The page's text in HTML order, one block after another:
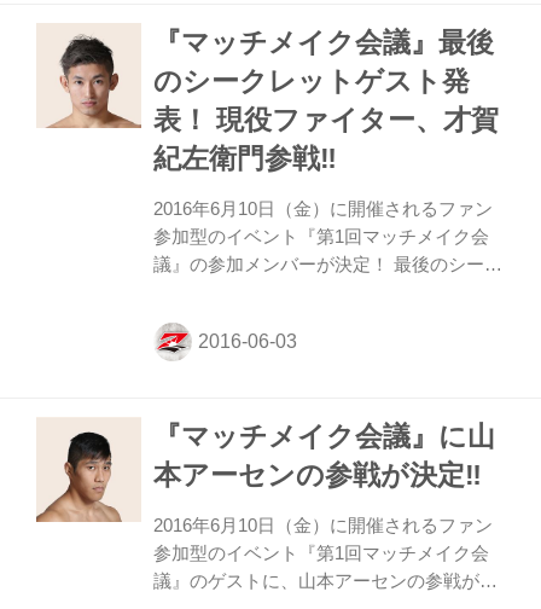
の要望も高まっていた、クロン・グレイシ
ーvs所英男。 クロンは昨年末に行なわれ
た、『RIZIN FIGHTING WORLD GRAND-
PRIX 2015 さいたま3DAYS』に出場し、山
本アーセンを見事な三角絞めで破ってい
る。グ...
『マッチメイク会議』最後
のシークレットゲスト発
表！ 現役ファイター、才賀
紀左衛門参戦‼︎
2016年6月10日（金）に開催されるファン
参加型のイベント『第1回マッチメイク会
議』の参加メンバーが決定！ 最後のシーク
場した才賀紀左衛門選手が参戦！ オフィシ
ャルファンクラブ会員になって、豪華メン
加者 RIZIN実行委員長 榊原信行 RIZIN統括
本部長 髙田延彦 RIZIN映像プロデューサー
佐藤大輔 司会 矢野武 司会 お宮の松 スペシ
ャルゲスト 所英男、山本アーセン、才賀紀
左衛門 昨年、12/29の「RIZIN FIGHTING
WORLD GRAND-P...
『マッチメイク会議』に山
本アーセンの参戦が決定‼︎
2016年6月10日（金）に開催されるファン
参加型のイベント『第1回マッチメイク会
議』のゲストに、山本アーセンの参戦が緊